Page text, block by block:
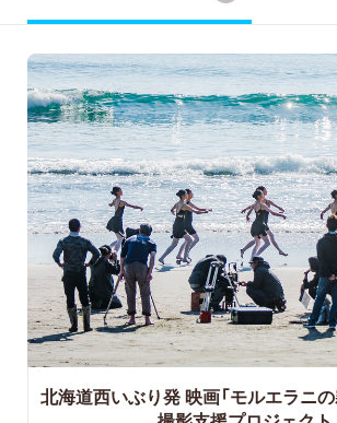
北海道西いぶり発映画「モルエラニ